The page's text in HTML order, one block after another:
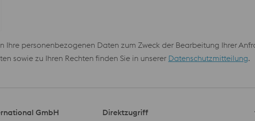
Ihre personenbezogenen Daten zum Zweck der Bearbeitung Ihrer
sowie zu Ihren Rechten finden Sie in unserer Datenschutzmitteilung.
GmbH Direktzugriff